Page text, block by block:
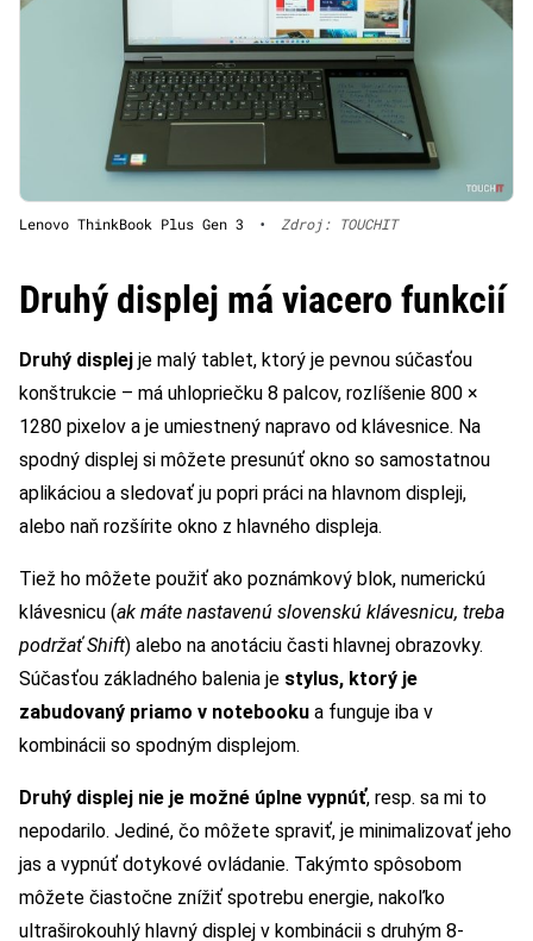
Lenovo ThinkBook Plus Gen 3 • Zdroj: TOUCHIT
Druhý displej má viacero funkcií
Druhý displej je malý tablet, ktorý je pevnou súčasťou
konštrukcie – má uhlopriečku 8 palcov, rozlíšenie 800 ×
1280 pixelov a je umiestnený napravo od klávesnice. Na
spodný displej si môžete presunúť okno so samostatnou
aplikáciou a sledovať ju popri práci na hlavnom displeji,
alebo naň rozšírite okno z hlavného displeja.
Tiež ho môžete použiť ako poznámkový blok, numerickú
klávesnicu (ak máte nastavenú slovenskú klávesnicu, treba
podržať Shift) alebo na anotáciu časti hlavnej obrazovky.
Súčasťou základného balenia je stylus, ktorý je
zabudovaný priamo v notebooku a funguje iba v
kombinácii so spodným displejom.
Druhý displej nie je možné úplne vypnúť, resp. sa mi to
nepodarilo. Jediné, čo môžete spraviť, je minimalizovať jeho
jas a vypnúť dotykové ovládanie. Takýmto spôsobom
môžete čiastočne znížiť spotrebu energie, nakoľko
ultraširokouhlý hlavný displej v kombinácii s druhým 8-